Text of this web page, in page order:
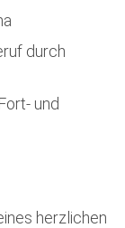
durch
und
herzlichen